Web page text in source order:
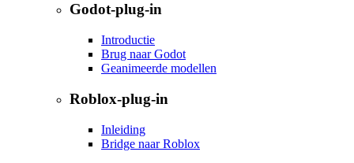
Godot-plug-in
Introductie
Brug naar Godot
Geanimeerde modellen
Roblox-plug-in
Inleiding
Bridge naar Roblox